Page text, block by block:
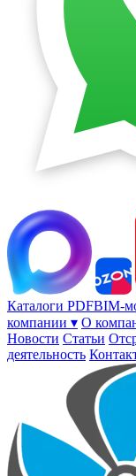
Каталоги PDFBIM-
компании ▾ О
Новости Статьи
деятельность